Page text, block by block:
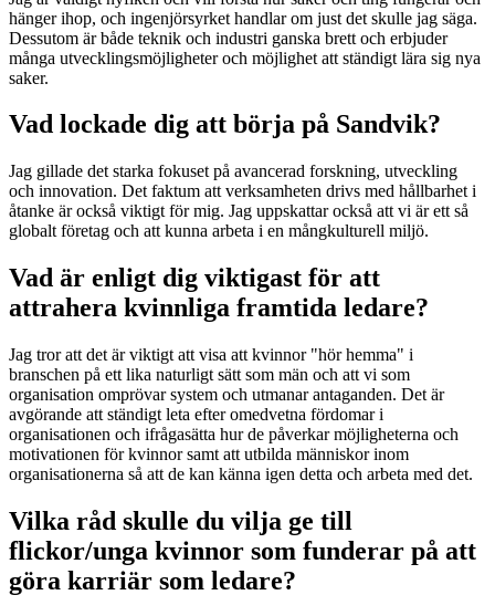
hänger ihop, och ingenjörsyrket handlar om just det skulle jag säga.
Dessutom är både teknik och industri ganska brett och erbjuder
många utvecklingsmöjligheter och möjlighet att ständigt lära sig nya
saker.
Vad lockade dig att börja på Sandvik?
Jag gillade det starka fokuset på avancerad forskning, utveckling
och innovation. Det faktum att verksamheten drivs med hållbarhet i
åtanke är också viktigt för mig. Jag uppskattar också att vi är ett så
globalt företag och att kunna arbeta i en mångkulturell miljö.
Vad är enligt dig viktigast för att
attrahera kvinnliga framtida ledare?
Jag tror att det är viktigt att visa att kvinnor "hör hemma" i
branschen på ett lika naturligt sätt som män och att vi som
organisation omprövar system och utmanar antaganden. Det är
avgörande att ständigt leta efter omedvetna fördomar i
organisationen och ifrågasätta hur de påverkar möjligheterna och
motivationen för kvinnor samt att utbilda människor inom
organisationerna så att de kan känna igen detta och arbeta med det.
Vilka råd skulle du vilja ge till
flickor/unga kvinnor som funderar på att
göra karriär som ledare?